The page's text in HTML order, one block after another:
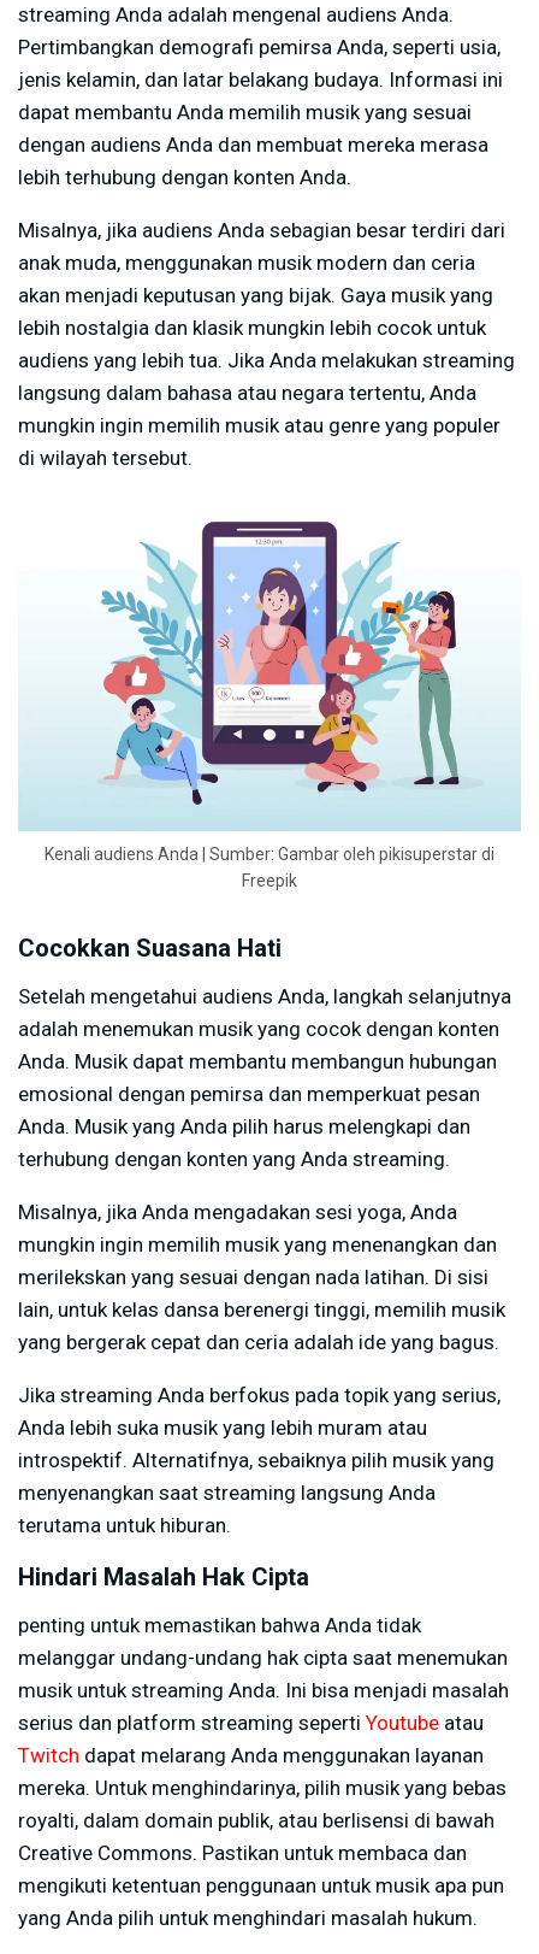
streaming Anda adalah mengenal audiens Anda.
Pertimbangkan demografi pemirsa Anda, seperti usia,
jenis kelamin, dan latar belakang budaya. Informasi ini
dapat membantu Anda memilih musik yang sesuai
dengan audiens Anda dan membuat mereka merasa
lebih terhubung dengan konten Anda.
Misalnya, jika audiens Anda sebagian besar terdiri dari
anak muda, menggunakan musik modern dan ceria
akan menjadi keputusan yang bijak. Gaya musik yang
lebih nostalgia dan klasik mungkin lebih cocok untuk
audiens yang lebih tua. Jika Anda melakukan streaming
langsung dalam bahasa atau negara tertentu, Anda
mungkin ingin memilih musik atau genre yang populer
di wilayah tersebut.
Kenali audiens Anda | Sumber: Gambar oleh pikisuperstar di
Freepik
Cocokkan Suasana Hati
Setelah mengetahui audiens Anda, langkah selanjutnya
adalah menemukan musik yang cocok dengan konten
Anda. Musik dapat membantu membangun hubungan
emosional dengan pemirsa dan memperkuat pesan
Anda. Musik yang Anda pilih harus melengkapi dan
terhubung dengan konten yang Anda streaming.
Misalnya, jika Anda mengadakan sesi yoga, Anda
mungkin ingin memilih musik yang menenangkan dan
merilekskan yang sesuai dengan nada latihan. Di sisi
lain, untuk kelas dansa berenergi tinggi, memilih musik
yang bergerak cepat dan ceria adalah ide yang bagus.
Jika streaming Anda berfokus pada topik yang serius,
Anda lebih suka musik yang lebih muram atau
introspektif. Alternatifnya, sebaiknya pilih musik yang
menyenangkan saat streaming langsung Anda
terutama untuk hiburan.
Hindari Masalah Hak Cipta
penting untuk memastikan bahwa Anda tidak
melanggar undang-undang hak cipta saat menemukan
musik untuk streaming Anda. Ini bisa menjadi masalah
serius dan platform streaming seperti Youtube atau
Twitch dapat melarang Anda menggunakan layanan
mereka. Untuk menghindarinya, pilih musik yang bebas
royalti, dalam domain publik, atau berlisensi di bawah
Creative Commons. Pastikan untuk membaca dan
mengikuti ketentuan penggunaan untuk musik apa pun
yang Anda pilih untuk menghindari masalah hukum.